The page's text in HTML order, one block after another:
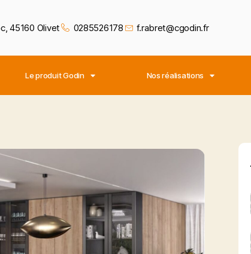
45160 Olivet 0285526178 f.rabret@cgodin.fr
Le produit Godin Nos réalisations